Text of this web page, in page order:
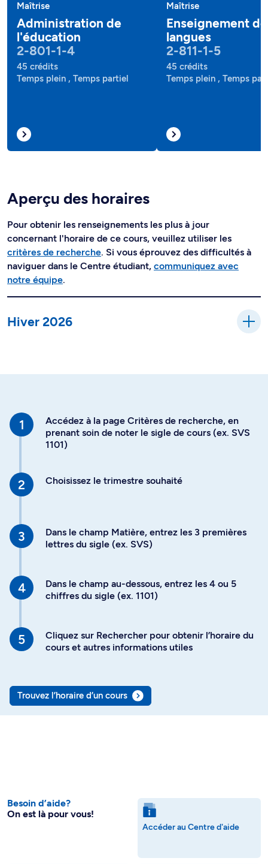
Maîtrise
Administration de
l'éducation
2-801-1-4
45 crédits
Temps plein , Temps partiel
Maîtrise
Enseignement
langues
2-811-1-5
45 crédits
Temps plein , Temps
Aperçu des horaires
Pour obtenir les renseignements les plus à jour
concernant l'horaire de ce cours, veuillez utiliser les
critères de recherche. Si vous éprouvez des difficultés à
naviguer dans le Centre étudiant, communiquez avec
notre équipe.
Hiver 2026
Accédez à la page Critères de recherche, en
prenant soin de noter le sigle de cours (ex. SVS
1101)
Choisissez le trimestre souhaité
Dans le champ Matière, entrez les 3 premières
lettres du sigle (ex. SVS)
Dans le champ au-dessous, entrez les 4 ou 5
chiffres du sigle (ex. 1101)
Cliquez sur Rechercher pour obtenir l’horaire du
cours et autres informations utiles
Trouvez l’horaire d’un cours
Besoin d’aide?
On est là pour vous!
Accéder au Centre d'aide